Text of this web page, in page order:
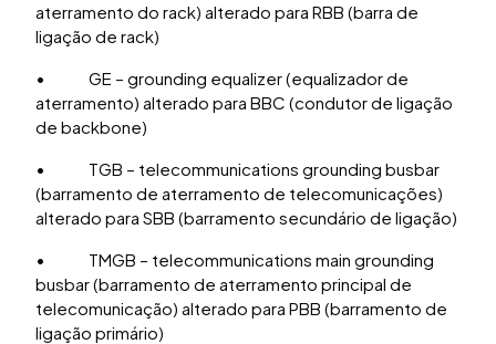
aterramento do rack) alterado para RBB (barra de
ligação de rack)
• GE – grounding equalizer (equalizador de
aterramento) alterado para BBC (condutor de ligação
de backbone)
• TGB – telecommunications grounding busbar
(barramento de aterramento de telecomunicações)
alterado para SBB (barramento secundário de ligação)
• TMGB – telecommunications main grounding
busbar (barramento de aterramento principal de
telecomunicação) alterado para PBB (barramento de
ligação primário)